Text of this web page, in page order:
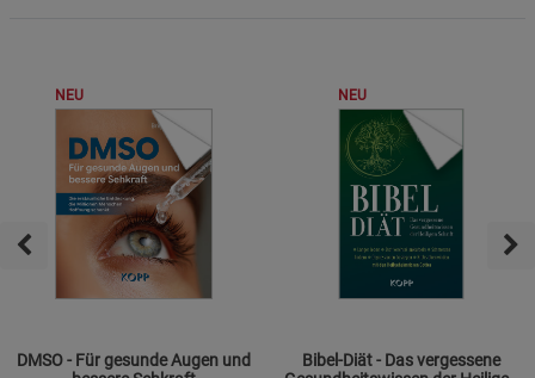
NEU
DMSO - Für gesunde Augen und
NEU
Bibel-Diät - Das vergessene